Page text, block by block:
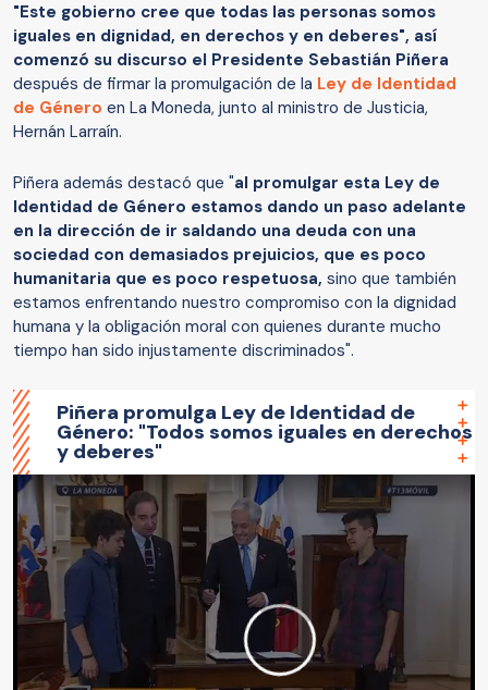
"Este gobierno cree que todas las personas somos
iguales en dignidad, en derechos y en deberes", así
comenzó su discurso el Presidente Sebastián Piñera
después de firmar la promulgación de la Ley de Identidad
de Género en La Moneda, junto al ministro de Justicia,
Hernán Larraín.
Piñera además destacó que "al promulgar esta Ley de
Identidad de Género estamos dando un paso adelante
en la dirección de ir saldando una deuda con una
sociedad con demasiados prejuicios, que es poco
humanitaria que es poco respetuosa, sino que también
estamos enfrentando nuestro compromiso con la dignidad
humana y la obligación moral con quienes durante mucho
tiempo han sido injustamente discriminados".
Piñera promulga Ley de Identidad de
Género: "Todos somos iguales en derechos
y deberes"